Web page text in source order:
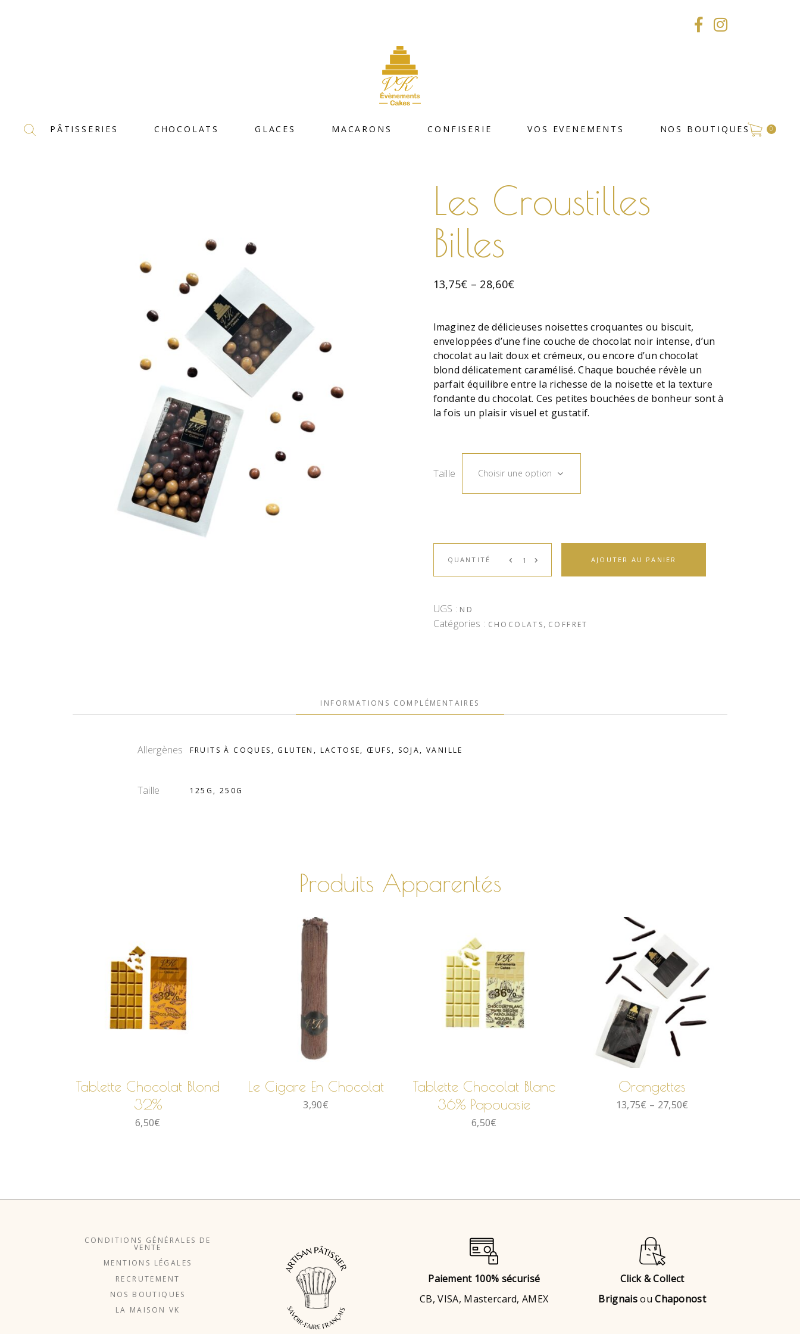
PÂTISSERIES CHOCOLATS GLACES MACARONS CONFISERIE VOS EVENEMENTS NOS BOUTIQUES 0
Les Croustilles
Billes
13,75€ – 28,60€
Imaginez de délicieuses noisettes croquantes ou biscuit,
enveloppées d’une fine couche de chocolat noir intense, d’un
chocolat au lait doux et crémeux, ou encore d’un chocolat
blond délicatement caramélisé. Chaque bouchée révèle un
parfait équilibre entre la richesse de la noisette et la texture
fondante du chocolat. Ces petites bouchées de bonheur sont à
la fois un plaisir visuel et gustatif.
Taille Choisir une option
QUANTITÉ AJOUTER AU PANIER
UGS : ND
Catégories : CHOCOLATS, COFFRET
INFORMATIONS COMPLÉMENTAIRES
Allergènes FRUITS À COQUES, GLUTEN, LACTOSE, ŒUFS, SOJA, VANILLE
Taille 125G, 250G
Produits Apparentés
Tablette Chocolat Blond
32%
6,50€
AJOUTER AU
PANIER
Le Cigare En Chocolat
3,90€
Tablette Chocolat Blanc
36% Papouasie
6,50€
CHOIX DES
OPTIONS
Orangettes
13,75€ – 27,50€
CONDITIONS GÉNÉRALES DE
VENTE
MENTIONS LÉGALES
RECRUTEMENT
NOS BOUTIQUES
LA MAISON VK
Paiement 100% sécurisé
CB, VISA, Mastercard, AMEX
Click & Collect
BrignaisouChaponost